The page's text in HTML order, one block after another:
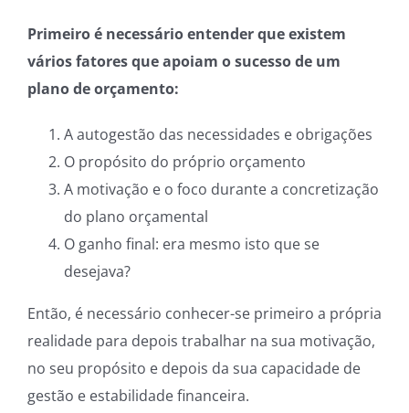
Primeiro é necessário entender que existem
vários fatores que apoiam o sucesso de um
plano de orçamento:
A autogestão das necessidades e obrigações
O propósito do próprio orçamento
A motivação e o foco durante a concretização
do plano orçamental
O ganho final: era mesmo isto que se
desejava?
Então, é necessário conhecer-se primeiro a própria
realidade para depois trabalhar na sua motivação,
no seu propósito e depois da sua capacidade de
gestão e estabilidade financeira.